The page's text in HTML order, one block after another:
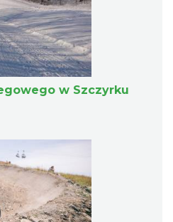
w Szczyrku